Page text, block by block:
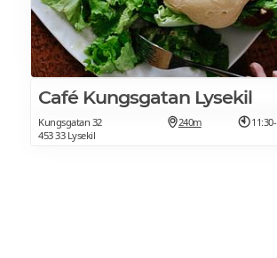
Café Kungsgatan Lysekil
Kungsgatan 32
453 33 Lysekil
240m